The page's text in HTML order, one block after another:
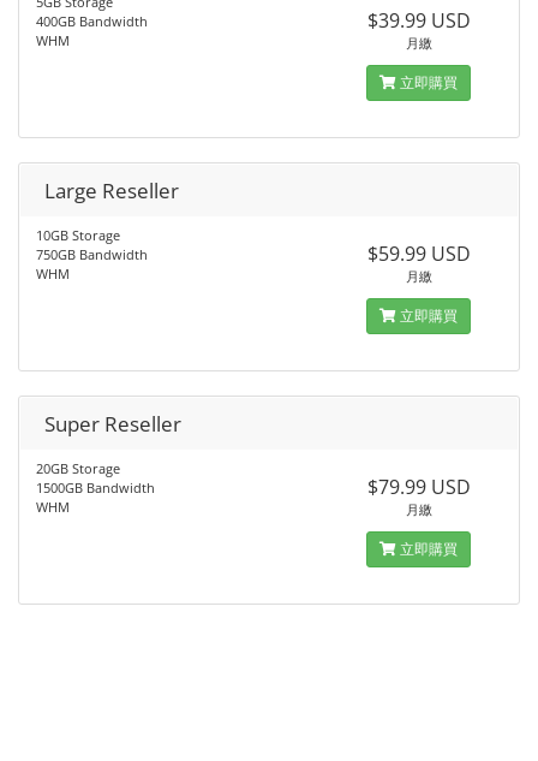
400GB Bandwidth
WHM
$39.99 USD
月繳
立即購買
Large Reseller
10GB Storage
750GB Bandwidth
WHM
$59.99 USD
月繳
立即購買
Super Reseller
20GB Storage
1500GB Bandwidth
WHM
$79.99 USD
月繳
立即購買